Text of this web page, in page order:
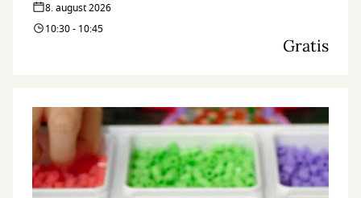
8. august 2026
10:30 - 10:45
Gratis